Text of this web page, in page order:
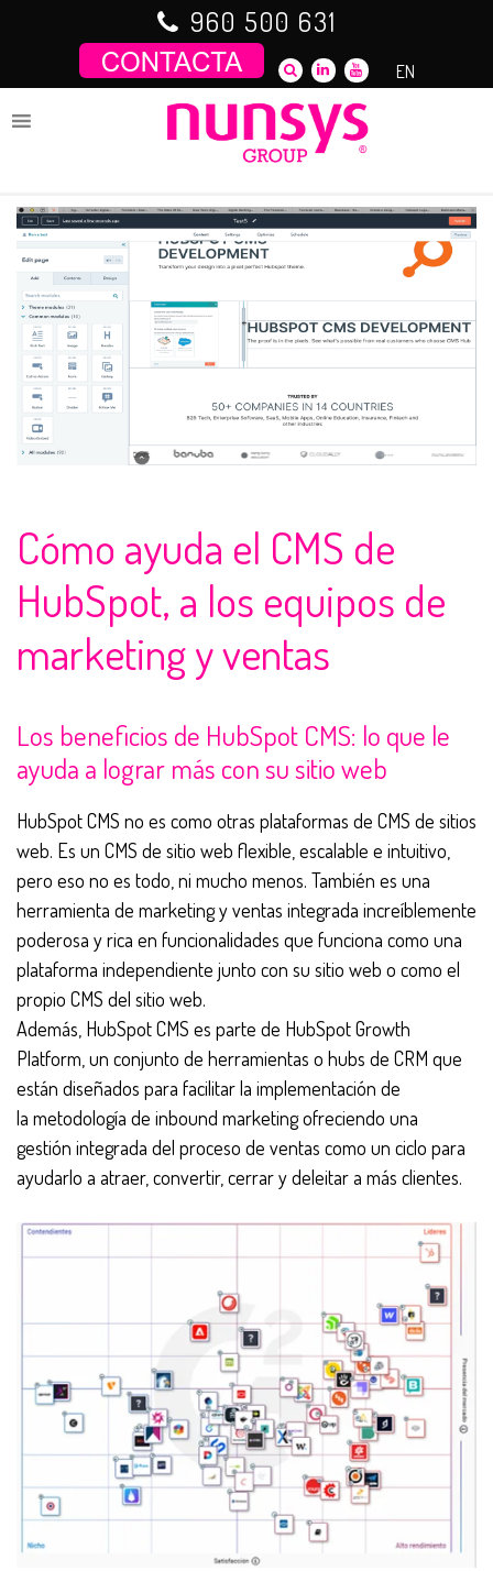
960 500 631
EN
Cómo ayuda el CMS de
HubSpot, a los equipos de
marketing y ventas
Los beneficios de HubSpot CMS: lo que le
ayuda a lograr más con su sitio web
HubSpot CMS no es como otras plataformas de CMS de sitios
web. Es un CMS de sitio web flexible, escalable e intuitivo,
pero eso no es todo, ni mucho menos. También es una
herramienta de marketing y ventas integrada increíblemente
poderosa y rica en funcionalidades que funciona como una
plataforma independiente junto con su sitio web o como el
propio CMS del sitio web.
Además, HubSpot CMS es parte de HubSpot Growth
Platform, un conjunto de herramientas o hubs de CRM que
están diseñados para facilitar la implementación de
la metodología de inbound marketingofreciendo una
gestión integrada del proceso de ventas como un ciclo para
ayudarlo a atraer, convertir, cerrar y deleitar a más clientes.